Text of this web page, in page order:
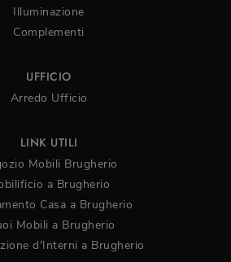
Illuminazione
Complementi
UFFICIO
Arredo Ufficio
LINK UTILI
Mobili Brugherio
a Brugherio
Casa a Brugherio
Mobili a Brugherio
d'Interni a Brugherio